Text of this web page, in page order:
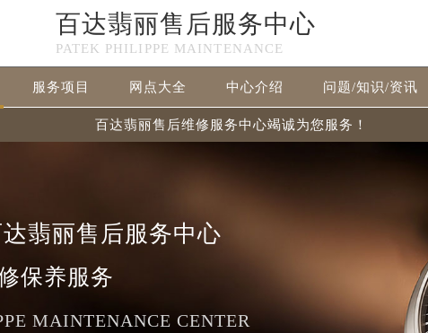
百达翡丽售后服务中心
PATEK PHILIPPE MAINTENANCE
服务项目 网点大全 中心介绍 问题/知识/资讯
百达翡丽售后维修服务中心竭诚为您服务！
翡丽售后服务中心
保养服务
MAINTENANCE CENTER